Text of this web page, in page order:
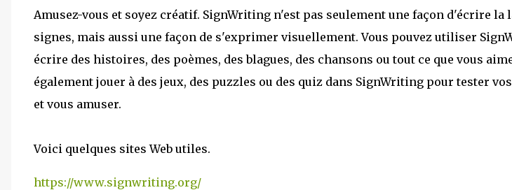
Amusez-vous et soyez créatif. SignWriting n'est pas seulement une façon d'écrire la
signes, mais aussi une façon de s'exprimer visuellement. Vous pouvez utiliser
écrire des histoires, des poèmes, des blagues, des chansons ou tout ce que vous
également jouer à des jeux, des puzzles ou des quiz dans SignWriting pour tester
et vous amuser.
Voici quelques sites Web utiles.
https://www.signwriting.org/